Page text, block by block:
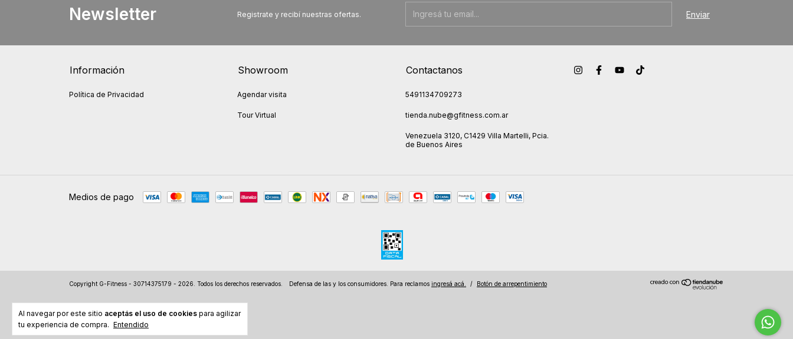
Al navegar por este sitio aceptás el uso de cookies para agilizar
tu experiencia de compra. Entendido
Newsletter Registrate y recibí nuestras ofertas.
Información
Política de Privacidad
Showroom
Agendar visita
Tour Virtual
Contactanos
5491134709273
tienda.nube@gfitness.com.ar
Venezuela 3120, C1429 Villa Martelli, Pcia.
de Buenos Aires
Medios de pago
Copyright G-Fitness - 30714375179 - 2026. Todos los derechos reservados. Defensa de las y los consumidores. Para reclamos ingresá acá. / Botón de arrepentimiento